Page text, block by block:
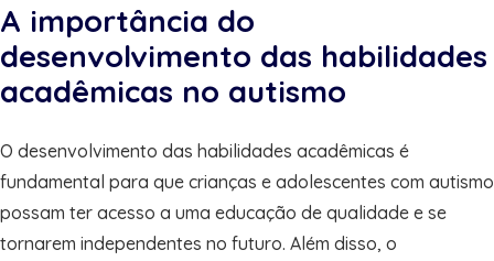
A importância do
desenvolvimento das habilidades
acadêmicas no autismo
O desenvolvimento das habilidades acadêmicas é
fundamental para que crianças e adolescentes com autismo
possam ter acesso a uma educação de qualidade e se
tornarem independentes no futuro. Além disso, o